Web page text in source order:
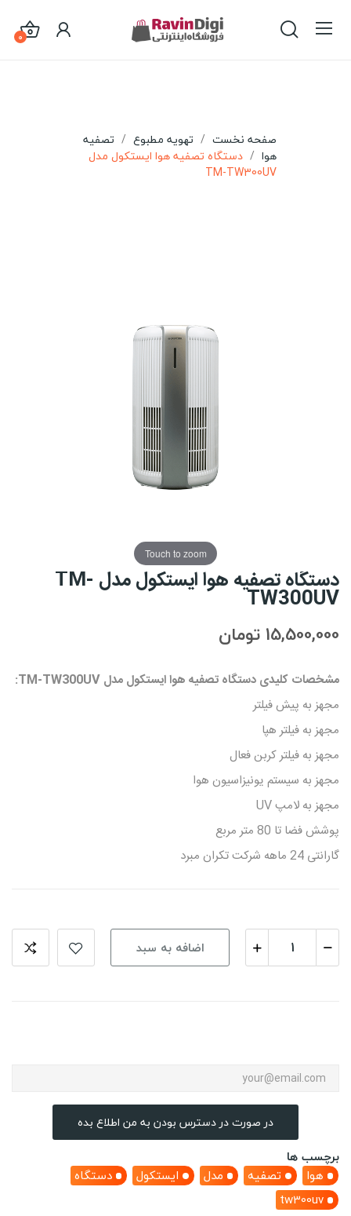
0
صفحه نخست تهویه مطبوع
تصفیه
هوا
دستگاه تصفیه هوا ایستکول مدل
TM-TW300UV
Touch to zoom
دستگاه تصفیه هوا ایستکول مدل TM-
TW300UV
15,500,000 تومان
مشخصات کلیدی دستگاه تصفیه هوا ایستکول مدل TM-TW300UV:
مجهز به پیش فیلتر
مجهز به فیلتر هپا
مجهز به فیلتر کربن فعال
مجهز به سیستم یونیزاسیون هوا
مجهز به لامپ UV
پوشش فضا تا 80 متر مربع
گارانتی 24 ماهه شرکت تکران مبرد
اضافه به سبد
در صورت در دسترس بودن به من اطلاع بده
برچسب ها
هوا
تصفیه مدل ایستکول
دستگاه
tw300uv